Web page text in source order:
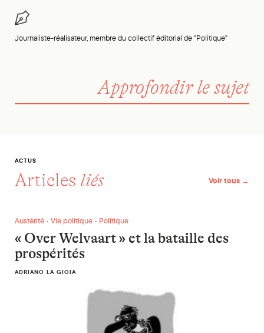
Journaliste-réalisateur, membre du collectif éditorial de "Politique"
Approfondir le sujet
ACTUS
Articles liés Voir tous →
« Over Welvaart » et la bataille des prospérités
Austérité • Vie politique • Politique
« Over Welvaart » et la bataille des
prospérités
ADRIANO LA GIOIA